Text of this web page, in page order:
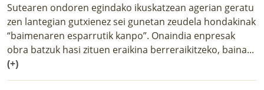
Sutearen ondoren egindako ikuskatzean agerian geratu
zen lantegian gutxienez sei gunetan zeudela hondakinak
“baimenaren esparrutik kanpo”. Onaindia enpresak
obra batzuk hasi zituen eraikina berreraikitzeko, baina...
(+)